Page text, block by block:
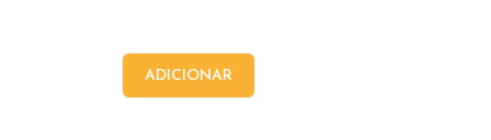
ADICIONAR